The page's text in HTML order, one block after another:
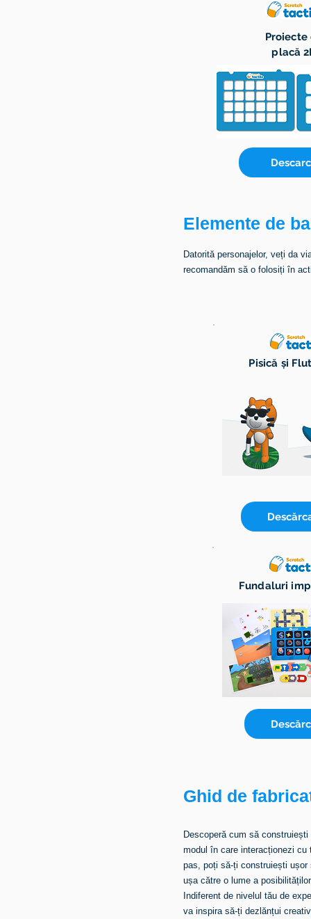
Proiecte
placă
Elemente de
Datorită personajelor, veți da
recomandăm să o folosiți în
Pisică și
Fundaluri
Ghid de
Descoperă cum să
modul în care interacționezi
pas, poți să-ți construiești
ușa către o lume a
Indiferent de nivelul tău de
va inspira să-ți dezlănțui